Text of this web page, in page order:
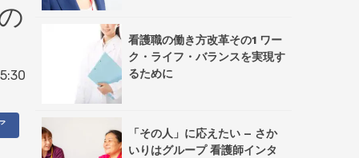
看護職の働き方改革その1 ワー
ク・ライフ・バランスを実現す
るために
「その人」に応えたい – さか
いりはグループ 看護師インタ